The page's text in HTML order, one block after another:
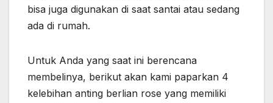
bisa juga digunakan di saat santai atau sedang
ada di rumah.
Untuk Anda yang saat ini berencana
membelinya, berikut akan kami paparkan 4
kelebihan anting berlian rose yang memiliki